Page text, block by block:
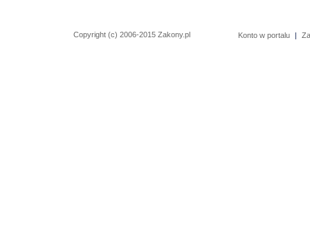
Copyright (c) 2006-2015 Zakony.pl Konto w portalu |